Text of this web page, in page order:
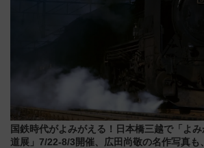
国鉄時代がよみがえる！日本橋三越で「よ
道展」7/22-8/3開催、広田尚敬の名作写真も